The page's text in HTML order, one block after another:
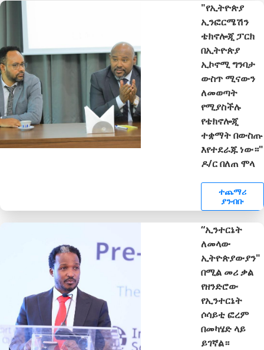
"የኢትዮጵያ
ኢንፎርሜሽን
ቴክኖሎጂ ፓርክ
በኢትዮጵያ
ኢኮኖሚ ግንባታ
ውስጥ ሚናውን
ለመወጣት
የሚያስችሉ
የቴክኖሎጂ
ተቋማት በውስጡ
እየተደራጁ ነው።"
ዶ/ር በለጠ ሞላ
ተጨማሪ
ያንብቡ
“ኢንተርኔት
ለመላው
ኢትዮጵያውያን"
በሚል መሪ ቃል
የዘንድሮው
የኢንተርኔት
ሶሳይቲ ፎረም
በመካሄድ ላይ
ይገኛል።